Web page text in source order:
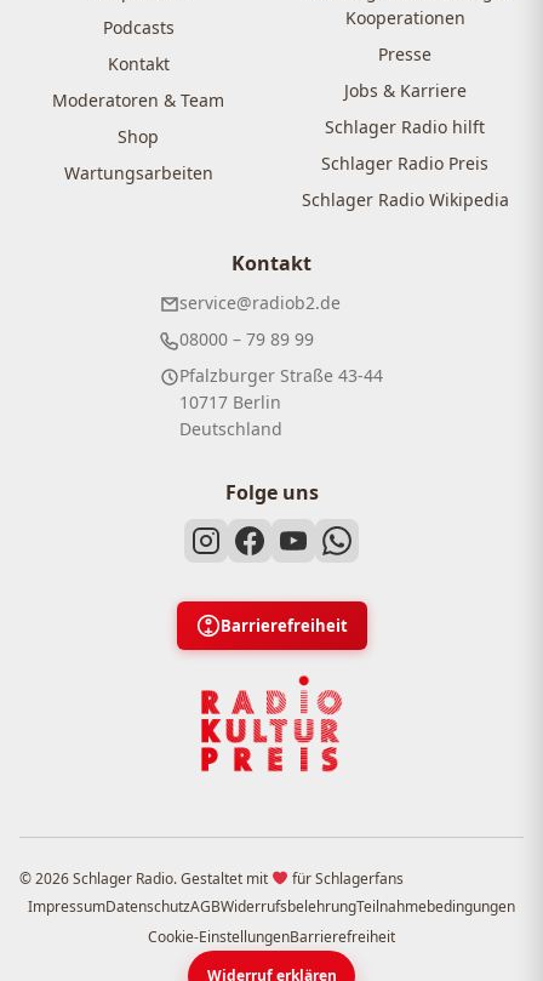
Podcasts
Kontakt
Moderatoren & Team
Shop
Wartungsarbeiten
Kooperationen
Presse
Jobs & Karriere
Schlager Radio hilft
Schlager Radio Preis
Schlager Radio Wikipedia
Kontakt
service@radiob2.de
08000 – 79 89 99
Pfalzburger Straße 43-44
10717 Berlin
Deutschland
Folge uns
Barrierefreiheit
© 2026 Schlager Radio. Gestaltet mit
für Schlagerfans
ImpressumDatenschutzAGBWiderrufsbelehrungTeilnahmebedingungen
Cookie-EinstellungenBarrierefreiheit
Widerruf erklären